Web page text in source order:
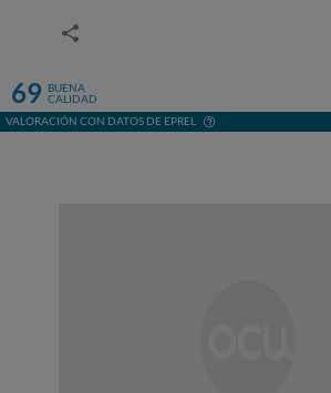
69 BUENA
CALIDAD
VALORACIÓN CON DATOS DE EPREL